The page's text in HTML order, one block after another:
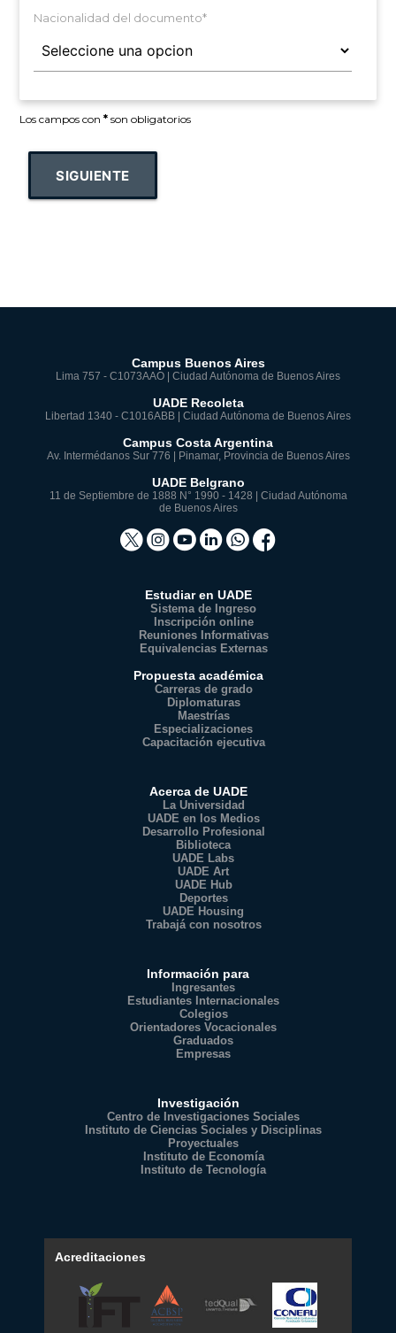
Nacionalidad del documento*
Los campos con* son obligatorios
SIGUIENTE
Campus Buenos Aires
Lima 757 - C1073AAO | Ciudad Autónoma de Buenos Aires
UADE Recoleta
Libertad 1340 - C1016ABB | Ciudad Autónoma de Buenos Aires
Campus Costa Argentina
Av. Intermédanos Sur 776 | Pinamar, Provincia de Buenos Aires
UADE Belgrano
11 de Septiembre de 1888 N° 1990 - 1428 | Ciudad Autónoma
de Buenos Aires
Estudiar en UADE
Sistema de Ingreso
Inscripción online
Reuniones Informativas
Equivalencias Externas
Propuesta académica
Carreras de grado
Diplomaturas
Maestrías
Especializaciones
Capacitación ejecutiva
Acerca de UADE
La Universidad
UADE en los Medios
Desarrollo Profesional
Biblioteca
UADE Labs
UADE Art
UADE Hub
Deportes
UADE Housing
Trabajá con nosotros
Información para
Ingresantes
Estudiantes Internacionales
Colegios
Orientadores Vocacionales
Graduados
Empresas
Investigación
Centro de Investigaciones Sociales
Instituto de Ciencias Sociales y Disciplinas
Proyectuales
Instituto de Economía
Instituto de Tecnología
Acreditaciones